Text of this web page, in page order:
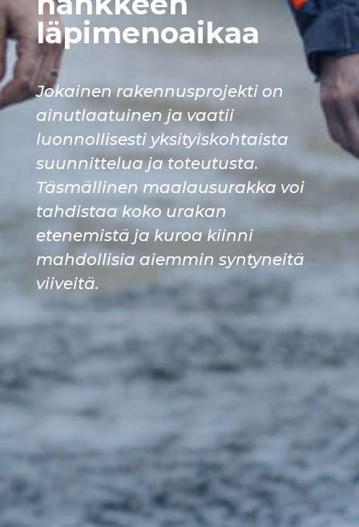
läpimenoaikaa
Jokainen rakennusprojekti on
ainutlaatuinen ja vaatii
luonnollisesti yksityiskohtaista
suunnittelua ja toteutusta.
Täsmällinen maalausurakka voi
tahdistaa koko urakan
etenemistä ja kuroa kiinni
mahdollisia aiemmin syntyneitä
viiveitä.